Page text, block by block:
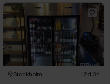
Stockholm 12d 3h